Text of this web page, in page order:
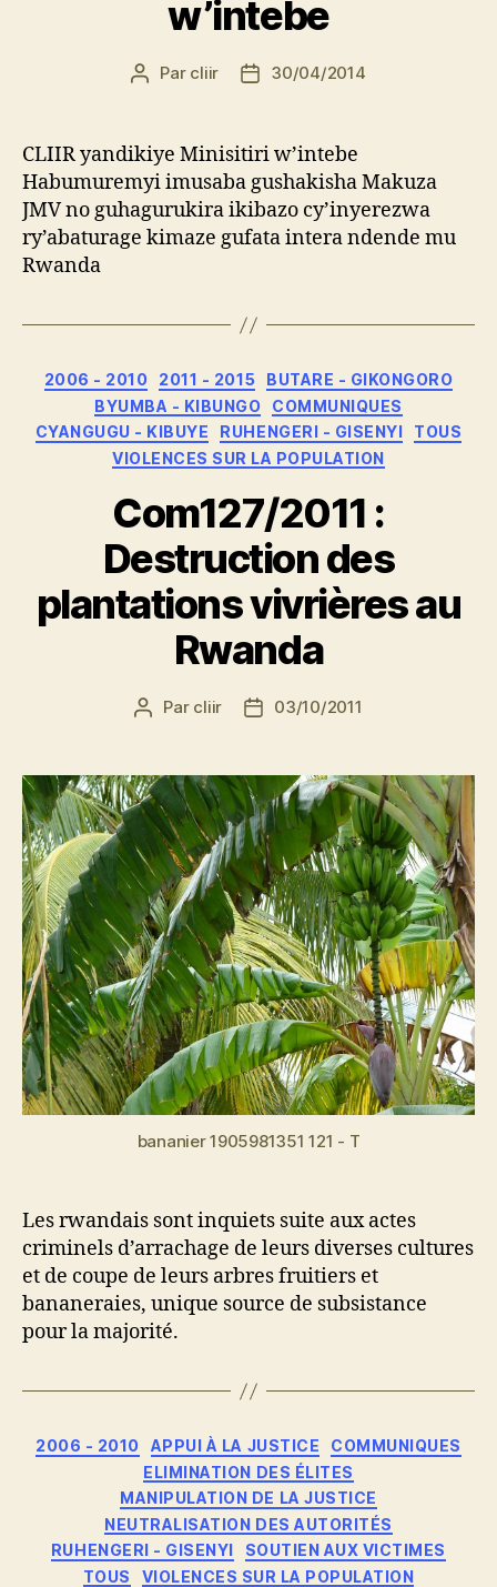
w’intebe
Auteur
Par cliir
Date30/04/2014
CLIIR yandikiye Minisitiri w’intebe
Habumuremyi imusaba gushakisha Makuza
JMV no guhagurukira ikibazo cy’inyerezwa
ry’abaturage kimaze gufata intera ndende mu
Rwanda
Catégories
2006 - 2010 2011 - 2015
BUTARE - GIKONGORO
BYUMBA - KIBUNGO
COMMUNIQUES
CYANGUGU - KIBUYE
RUHENGERI - GISENYI
TOUS
VIOLENCES SUR LA POPULATION
Com127/2011 :
Destruction des
plantations vivrières au
Rwanda
Auteur
Par cliir
Date03/10/2011
bananier 1905981351 121 - T
Les rwandais sont inquiets suite aux actes
criminels d’arrachage de leurs diverses cultures
et de coupe de leurs arbres fruitiers et
bananeraies, unique source de subsistance
pour la majorité.
Catégories
2006 - 2010 APPUI À LA JUSTICE
COMMUNIQUES
ELIMINATION DES ÉLITES
MANIPULATION DE LA JUSTICE
NEUTRALISATION DES AUTORITÉS
RUHENGERI - GISENYI
SOUTIEN AUX VICTIMES
TOUS
VIOLENCES SUR LA POPULATION